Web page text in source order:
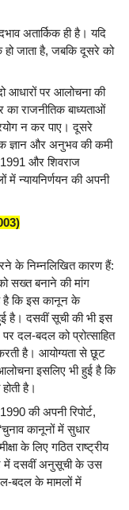
अतार्किक ही है। यदि
हो जाता है, जबकि दूसरे को
आधारों पर आलोचना की
राजनीतिक बाध्यताओं
न कर पाए। दूसरे
ज्ञान और अनुभव की कमी
1991 और शिवराज
में न्यायनिर्णयन की अपनी
के निम्नलिखित कारण हैं:
सख्त बनाने की मांग
है कि इस कानून के
है। दसवीं सूची की भी इस
दल-बदल को प्रोत्साहित
है। आयोग्यता से छूट
इसलिए भी हुई है कि
है।
की अपनी रिपोर्ट,
कानूनों में सुधार
के लिए गठित राष्ट्रीय
में दसवीं अनुसूची के उस
बदल के मामलों में